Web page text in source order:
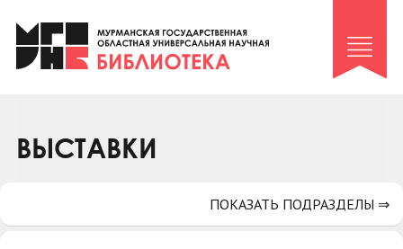
Клуб «Гиря и сельдерей»
Клуб «Семейный архив»
Коллегам
ВЫСТАВКИ
ПОКАЗАТЬ ПОДРАЗДЕЛЫ ⇒